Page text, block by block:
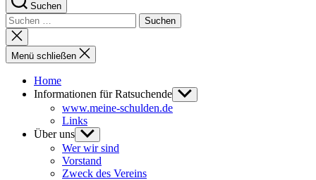
Suchen
Suchen
nach:
Suche
schließen
Menü schließen
Home
Informationen für Ratsuchende Untermenü
anzeigen
www.meine-schulden.de
Links
Über uns Untermenü
anzeigen
Wer wir sind
Vorstand
Zweck des Vereins